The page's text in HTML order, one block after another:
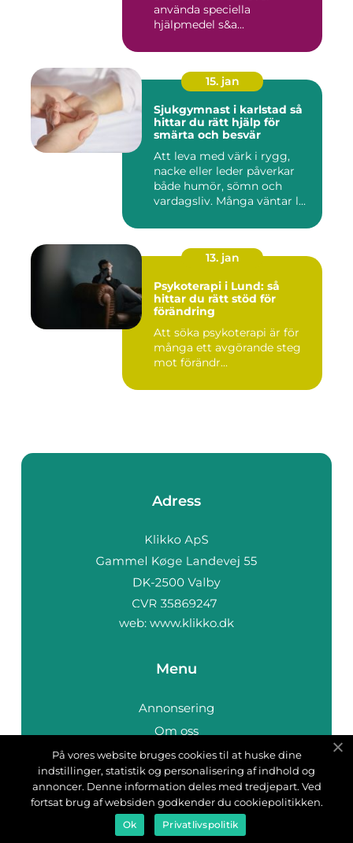
använda speciella
hjälpmedel s&a...
15. jan
Sjukgymnast i karlstad så
hittar du rätt hjälp för
smärta och besvär
Att leva med värk i rygg,
nacke eller leder påverkar
både humör, sömn och
vardagsliv. Många väntar l...
13. jan
Psykoterapi i Lund: så
hittar du rätt stöd för
förändring
Att söka psykoterapi är för
många ett avgörande steg
mot förändr...
Adress
web: www.klikko.dk
Menu
Annonsering
Om oss
Cookies
Kontakta oss
Sitemap
På vores website bruges cookies til at huske dine
indstillinger, statistik og personalisering af indhold og
annoncer. Denne information deles med tredjepart. Ved
fortsat brug af websiden godkender du cookiepolitikken.
Ok Privatlivspolitik